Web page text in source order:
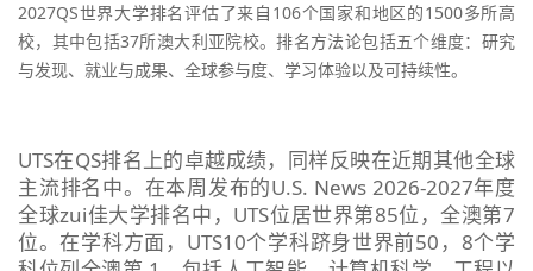
2027QS世界大学排名评估了来自106个国家和地区的1500多所高
校，其中包括37所澳大利亚院校。排名方法论包括五个维度：研究
与发现、就业与成果、全球参与度、学习体验以及可持续性。
UTS在QS排名上的卓越成绩，同样反映在近期其他全球
主流排名中。在本周发布的U.S. News 2026-2027年度
全球zui佳大学排名中，UTS位居世界第85位，全澳第7
位。在学科方面，UTS10个学科跻身世界前50，8个学